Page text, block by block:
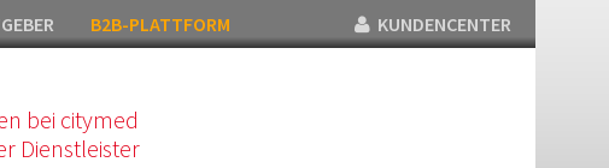
B2B-PLATTFORM KUNDENCENTER
bei citymed
Dienstleister